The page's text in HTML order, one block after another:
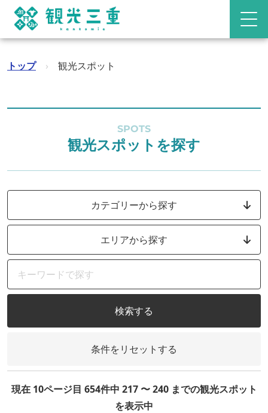
トップ › 観光スポット
SPOTS
観光スポットを探す
カテゴリーから探す
エリアから探す
検索する
条件をリセットする
現在 10ページ目 654件中 217 〜 240 までの観光スポット
を表示中